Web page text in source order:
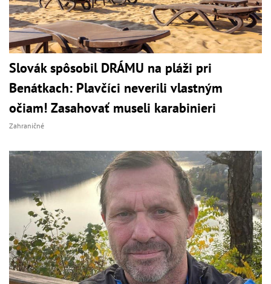
Slovák spôsobil DRÁMU na pláži pri
Benátkach: Plavčíci neverili vlastným
očiam! Zasahovať museli karabinieri
Zahraničné